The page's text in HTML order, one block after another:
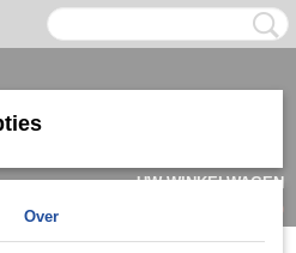
UW WINKELWAGEN
(0)
Over